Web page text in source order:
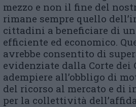
mezzo e non il fine del
rimane sempre quello
cittadini a beneficiare di
efficiente ed economico.
avrebbe consentito di
evidenziate dalla Corte dei
adempiere all’obbligo di
del ricorso al mercato e di
per la collettività